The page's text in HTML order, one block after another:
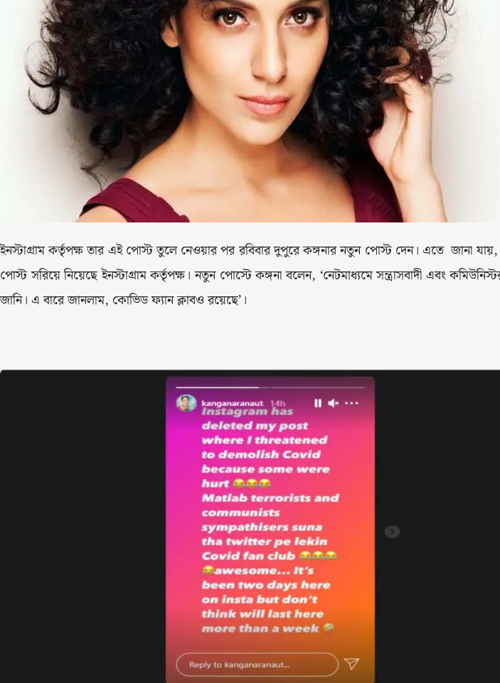
ইনস্টাগ্রাম কর্তৃপক্ষ তার এই পোস্ট তুলে নেওয়ার পর রবিবার দুপুরে কঙ্গনার নতুন পোস্ট দেন। এতে জানা
পোস্ট সরিয়ে নিয়েছে ইনস্টাগ্রাম কর্তৃপক্ষ। নতুন পোস্টে কঙ্গনা বলেন, ‘নেটমাধ্যমে সন্ত্রাসবাদী এবং
জানি। এ বারে জানলাম, কোভিড ফ্যান ক্লাবও রয়েছে’।